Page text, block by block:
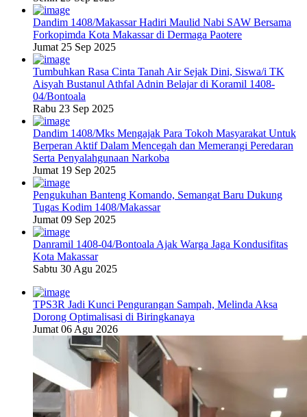
Dandim 1408/Makassar Hadiri Maulid Nabi SAW Bersama
Forkopimda Kota Makassar di Dermaga Paotere
Jumat 25 Sep 2025
Tumbuhkan Rasa Cinta Tanah Air Sejak Dini, Siswa/i TK
Aisyah Bustanul Athfal Adnin Belajar di Koramil 1408-
04/Bontoala
Rabu 23 Sep 2025
Dandim 1408/Mks Mengajak Para Tokoh Masyarakat Untuk
Berperan Aktif Dalam Mencegah dan Memerangi Peredaran
Serta Penyalahgunaan Narkoba
Jumat 19 Sep 2025
Pengukuhan Banteng Komando, Semangat Baru Dukung
Tugas Kodim 1408/Makassar
Jumat 09 Sep 2025
Danramil 1408-04/Bontoala Ajak Warga Jaga Kondusifitas
Kota Makassar
Sabtu 30 Agu 2025
TPS3R Jadi Kunci Pengurangan Sampah, Melinda Aksa
Dorong Optimalisasi di Biringkanaya
Jumat 06 Agu 2026